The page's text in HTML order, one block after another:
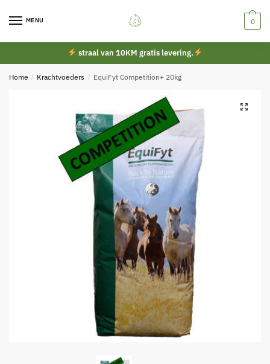
MENU 0
straal van 10KM gratis levering.
Home / Krachtvoeders / EquiFyt Competition+ 20kg